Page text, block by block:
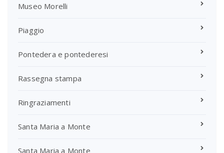
Museo Morelli
Piaggio
Pontedera e pontederesi
Rassegna stampa
Ringraziamenti
Santa Maria a Monte
Santa Maria a Monte